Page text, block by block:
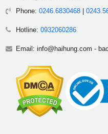
Phone: 0246.6830468|
Hotline: 0932060286
Email: info@haihung.com -